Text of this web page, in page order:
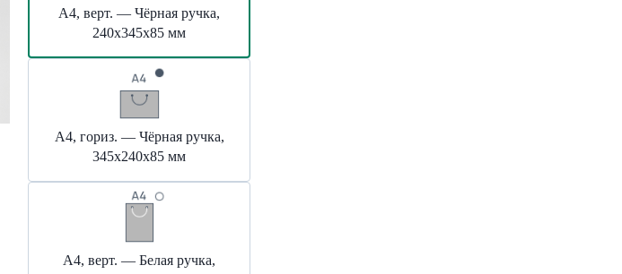
А4, верт. — Чёрная ручка,
240х345х85 мм
А4, гориз. — Чёрная ручка,
345х240х85 мм
А4, верт. — Белая ручка,